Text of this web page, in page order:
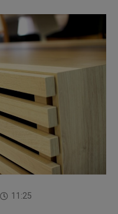
11:25